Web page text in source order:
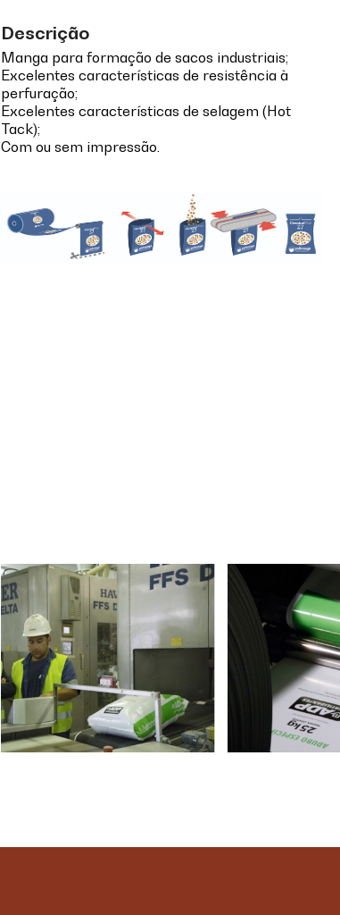
Descrição
Manga para formação de sacos industriais;
Excelentes características de resistência à
perfuração;
Excelentes características de selagem (Hot
Tack);
Com ou sem impressão.